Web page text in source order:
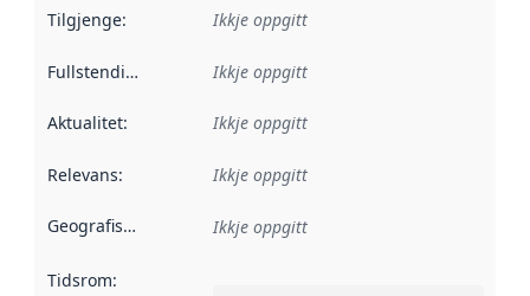
Tilgjenge: Ikkje oppgitt
Fullstendigheit Ikkje oppgitt
Aktualitet: Ikkje oppgitt
Relevans: Ikkje oppgitt
Geografisk område Ikkje oppgitt
Tidsrom: